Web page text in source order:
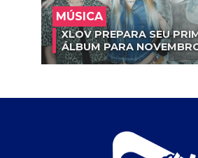
MÚSICA
XLOV PREPARA SEU
ÁLBUM PARA